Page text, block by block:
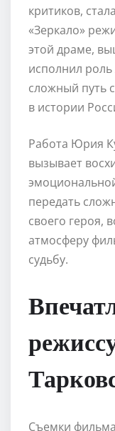
критиков,
«Зеркало»
этой драме,
исполнил
сложный путь
в истории
Работа Юрия
вызывает
передать
своего героя,
атмосферу
судьбу.
Съемки